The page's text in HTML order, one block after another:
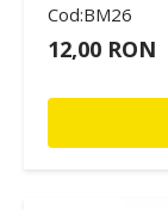
Cod:BM26
12,00 RON